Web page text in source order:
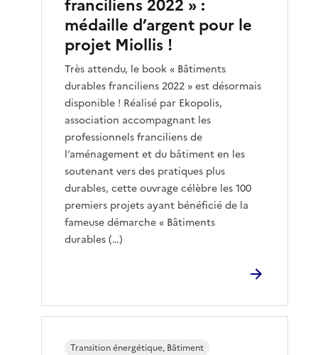
franciliens 2022 » :
médaille d’argent pour le
projet Miollis !
Très attendu, le book « Bâtiments
durables franciliens 2022 » est désormais
disponible ! Réalisé par Ekopolis,
association accompagnant les
professionnels franciliens de
l’aménagement et du bâtiment en les
soutenant vers des pratiques plus
durables, cette ouvrage célèbre les 100
premiers projets ayant bénéficié de la
fameuse démarche « Bâtiments
durables (…)
Transition énergétique, Bâtiment